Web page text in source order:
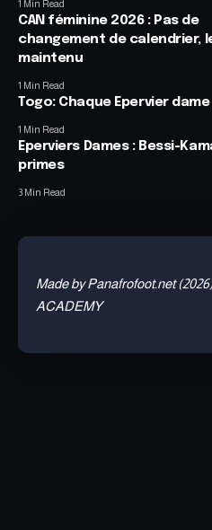
1 Min Read
CAN féminine 2026 : Pas de
changement de calendrier,
maintenu
1 Min Read
Togo: Chaque Epervier
1 Min Read
Eperviers Dames : Bessi-
primes
3 Min Read
Made by Panafrofoot.net
ACADEMY